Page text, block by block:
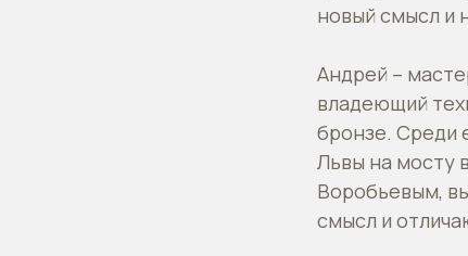
новый смысл и
Андрей –
владеющий
бронзе. Среди
Львы на мосту
Воробьевым,
смысл и